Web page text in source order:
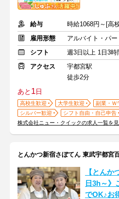
給与
時給1068円～[高
雇用形態
アルバイト・パー
シフト
週3日以上 1日3時
アクセス
宇都宮駅
徒歩2分
あと 1日
高校生歓迎 大学生歓迎
副業・Ｗ
シルバー歓迎
シフト自由・自己申告
株式会社ニュー・クイックの求人一覧を
とんかつ新宿さぼてん 東武宇都宮
【とんか
日3h～》
でOK♪お